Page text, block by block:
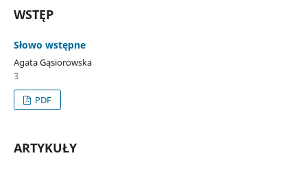
WSTĘP
Słowo wstępne
Agata Gąsiorowska
3
PDF
ARTYKUŁY